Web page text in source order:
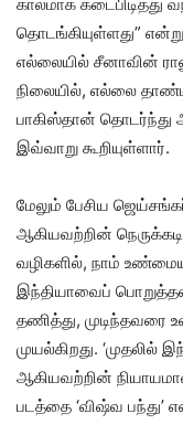
காலமாக
தொடங்கியுள்ளது”
எல்லையில் சீனாவின்
நிலையில், எல்லை
பாகிஸ்தான் தொடர்ந்து
இவ்வாறு கூறியுள்ளார்.
மேலும் பேசிய
ஆகியவற்றின்
வழிகளில், நாம்
இந்தியாவைப்
தணித்து, முடிந்தவரை
முயல்கிறது. ‘முதலில்
ஆகியவற்றின்
படத்தை ‘விஷ்வ பந்து’